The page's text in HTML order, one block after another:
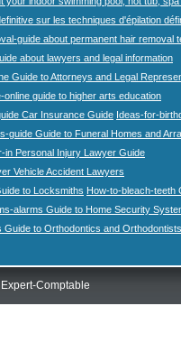
sur les techniques d'épilation
guide about permanent hair removal
about lawyers and legal information
Guide to Attorneys and Legal
guide to higher arts education
Car Insurance Guide Ideas-for-
guide Guide to Funeral Homes and
in Personal Injury Lawyer Guide
Vehicle Accident Lawyers
to Locksmiths How-to-bleach-teeth
alarms Guide to Home Security
to Orthodontics and Orthodontists
Comptable